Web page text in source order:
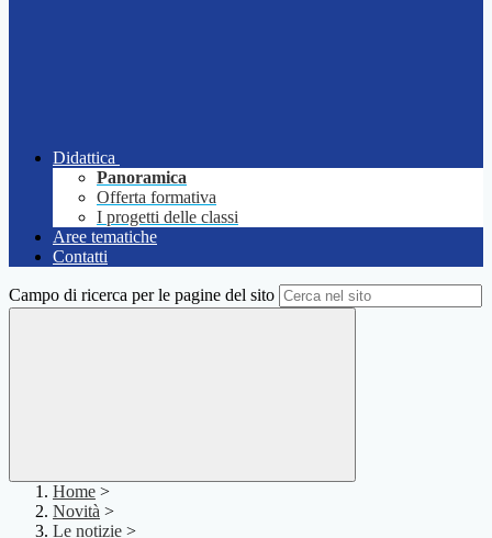
Didattica
Panoramica
Offerta formativa
I progetti delle classi
Aree tematiche
Contatti
Campo di ricerca per le pagine del sito
Home >
Novità >
Le notizie >